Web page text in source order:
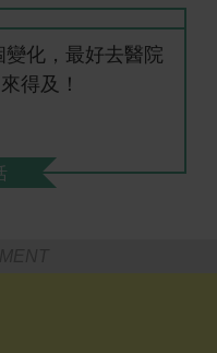
化，最好去醫院
得及！